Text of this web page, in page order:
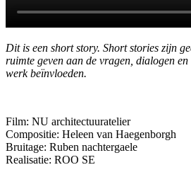
Dit is een short story. Short stories zijn
ruimte geven aan de vragen, dialogen
werk beïnvloeden.
Film: NU architectuuratelier
Compositie: Heleen van Haegenborgh
Bruitage: Ruben nachtergaele
Realisatie: ROO SE